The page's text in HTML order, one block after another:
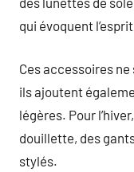
qui évoquent
Ces accessoires
ils ajoutent
légères. Pour
douillette, des
stylés.